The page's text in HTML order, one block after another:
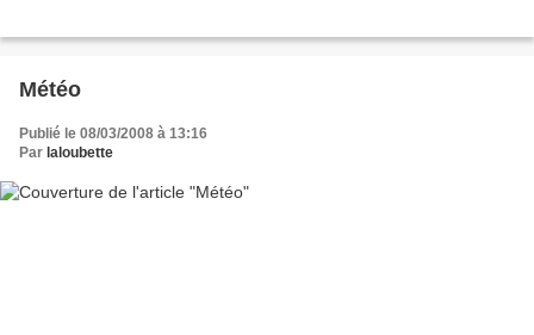
Météo
Publié le 08/03/2008 à 13:16
Par laloubette